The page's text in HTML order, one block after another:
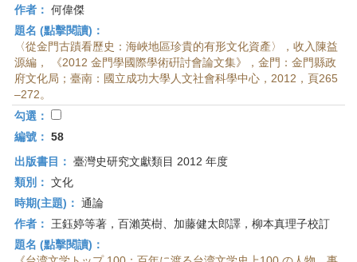
作者： 何偉傑
題名 (點擊閱讀)：
〈從金門古蹟看歷史：海峽地區珍貴的有形文化資產〉，收入陳益
源編， 《2012 金門學國際學術硏討會論文集》，金門：金門縣政
府文化局；臺南：國立成功大學人文社會科學中心，2012，頁265
–272。
勾選：
編號： 58
出版書目： 臺灣史研究文獻類目 2012 年度
類別： 文化
時期(主題)： 通論
作者：
王鈺婷等著，百瀨英樹、加藤健太郎譯，柳本真理子校訂
題名 (點擊閱讀)：